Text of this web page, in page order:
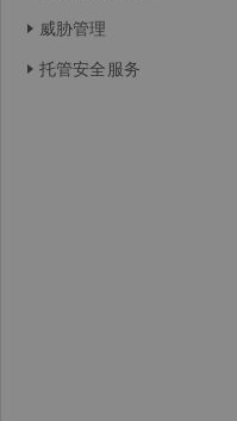
威胁管理
托管安全服务